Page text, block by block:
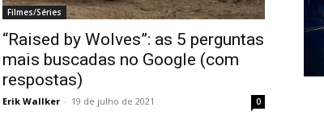
Filmes/Séries
“Raised by Wolves”: as 5 perguntas
mais buscadas no Google (com
respostas)
Erik Wallker - 19 de julho de 2021 0